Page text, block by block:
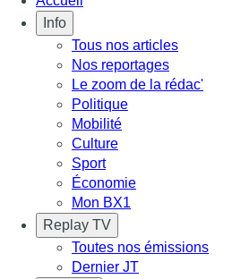
Info
Tous nos articles
Nos reportages
Le zoom de la rédac'
Politique
Mobilité
Culture
Sport
Économie
Mon BX1
Replay TV
Toutes nos émissions
Dernier JT